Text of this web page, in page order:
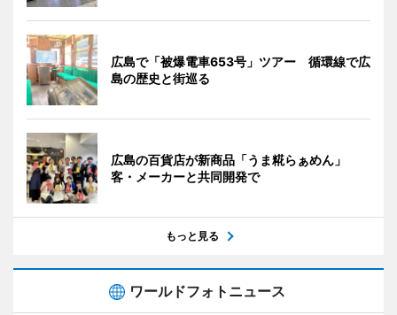
広島で「被爆電車653号」ツアー 循環線で広
島の歴史と街巡る
広島の百貨店が新商品「うま糀らぁめん」
客・メーカーと共同開発で
もっと見る
ワールドフォトニュース